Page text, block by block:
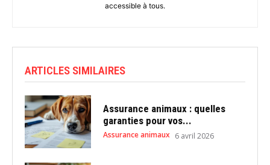
accessible à tous.
ARTICLES SIMILAIRES
Assurance animaux : quelles
garanties pour vos...
Assurance animaux 6 avril 2026